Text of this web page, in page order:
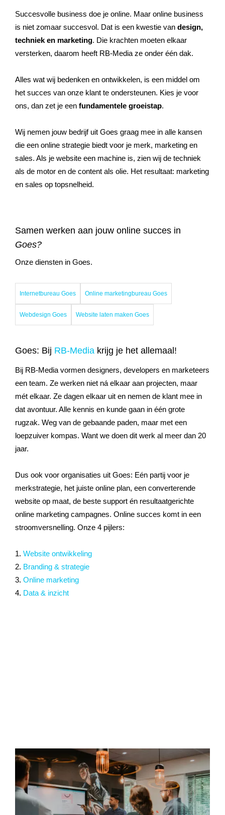
Succesvolle business doe je online. Maar online business
is niet zomaar succesvol. Dat is een kwestie van design,
techniek en marketing. Die krachten moeten elkaar
versterken, daarom heeft RB-Media ze onder één dak.
Alles wat wij bedenken en ontwikkelen, is een middel om
het succes van onze klant te ondersteunen. Kies je voor
ons, dan zet je een fundamentele groeistap.
Wij nemen jouw bedrijf uit Goes graag mee in alle kansen
die een online strategie biedt voor je merk, marketing en
sales. Als je website een machine is, zien wij de techniek
als de motor en de content als olie. Het resultaat: marketing
en sales op topsnelheid.
Samen werken aan jouw online succes in
Goes?
Onze diensten in Goes.
Internetbureau Goes Online marketingbureau Goes
Webdesign Goes Website laten maken Goes
Goes: Bij RB-Media krijg je het allemaal!
Bij RB-Media vormen designers, developers en marketeers
een team. Ze werken niet ná elkaar aan projecten, maar
mét elkaar. Ze dagen elkaar uit en nemen de klant mee in
dat avontuur. Alle kennis en kunde gaan in één grote
rugzak. Weg van de gebaande paden, maar met een
loepzuiver kompas. Want we doen dit werk al meer dan 20
jaar.
Dus ook voor organisaties uit Goes: Eén partij voor je
merkstrategie, het juiste online plan, een converterende
website op maat, de beste support én resultaatgerichte
online marketing campagnes. Online succes komt in een
stroomversnelling. Onze 4 pijlers:
1. Website ontwikkeling
2. Branding & strategie
3. Online marketing
4. Data & inzicht
Shopify webshop ontwikkeling Goes
Shopify webshops die verkopen!
Online verkopen blijven stijgen en ook (Shopify) webshops
ontwikkelen zich in een razend tempo. En dat zal de